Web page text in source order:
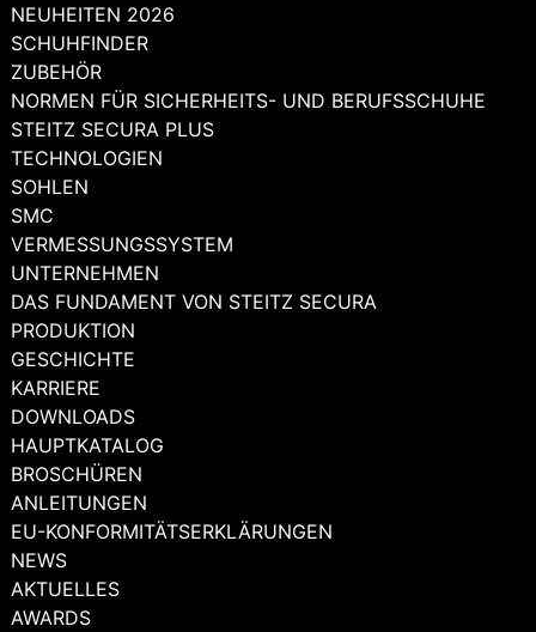
NEUHEITEN 2026
SCHUHFINDER
ZUBEHÖR
NORMEN FÜR SICHERHEITS- UND BERUFSSCHUHE
STEITZ SECURA PLUS
TECHNOLOGIEN
SOHLEN
SMC
VERMESSUNGSSYSTEM
UNTERNEHMEN
DAS FUNDAMENT VON STEITZ SECURA
PRODUKTION
GESCHICHTE
KARRIERE
DOWNLOADS
HAUPTKATALOG
BROSCHÜREN
ANLEITUNGEN
EU-KONFORMITÄTSERKLÄRUNGEN
NEWS
AKTUELLES
AWARDS